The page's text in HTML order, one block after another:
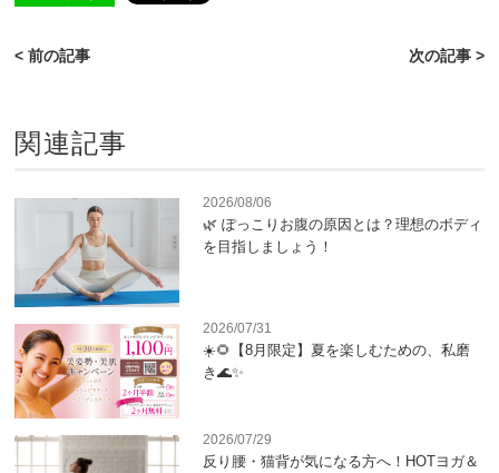
< 前の記事 次の記事 >
関連記事
2026/08/06
🌿 ぽっこりお腹の原因とは？理想のボディ
を目指しましょう！
2026/07/31
☀️🌻【8月限定】夏を楽しむための、私磨
き🌊✨
2026/07/29
反り腰・猫背が気になる方へ！HOTヨガ＆